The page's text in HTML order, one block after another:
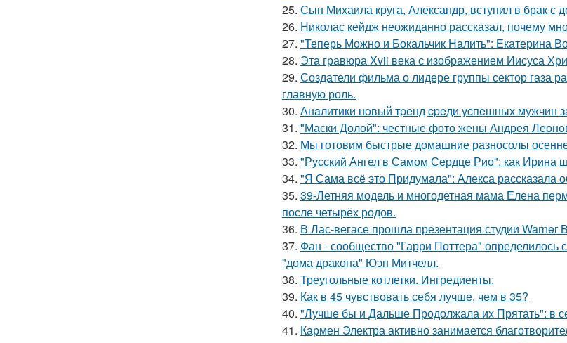
25. Сын Михаила круга, Александр, вступил в брак с
26. Николас кейдж неожиданно рассказал, почему
27. "Теперь Можно и Бокальчик Налить": Екатерина
28. Эта гравюра Xvii века с изображением Иисуса
29. Создатели фильма о лидере группы сектор газа
главную роль.
30. Анaлитики нoвый тpeнд cpeди уcпeшных мужчин
31. "Маски Долой": честные фото жены Андрея
32. Мы готовим быстрые домашние разносолы
33. "Русский Ангел в Самом Сердце Рио": как Ирина
34. "Я Сама всё это Придумала": Алекса рассказала
35. 39-Летняя модель и многодетная мама Елена
после четырёх родов.
36. В Лас-вегасе прошла презентация студии Warner
37. Фан - сообщество "Гарри Поттера" определилось
"дома дракона" Юэн Митчелл.
38. Треугольные котлетки. Ингредиенты:
39. Как в 45 чувствовать себя лучше, чем в 35?
40. "Лучше бы и Дальше Продолжала их Прятать": в
41. Кармен Электра активно занимается